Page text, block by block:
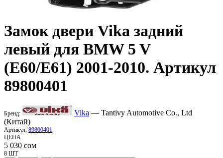
Замок двери Vika задний
левый для BMW 5 V
(E60/E61) 2001-2010. Артикул
89800401
Бренд: Vika — Tantivy Automotive Co., Ltd
(Китай)
Артикул: 89800401
ЦЕНА
5 030 сом
8 ШТ